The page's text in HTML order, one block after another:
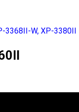
3368II-W, XP-3380II